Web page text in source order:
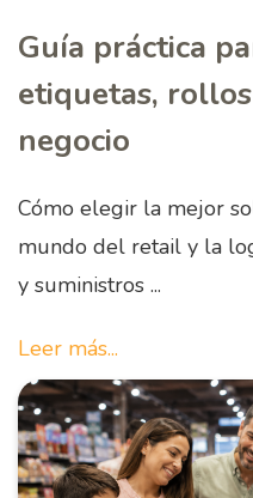
Guía práctica
etiquetas,
negocio
Cómo elegir la mejor
mundo del retail y la
y suministros ...
Leer más...